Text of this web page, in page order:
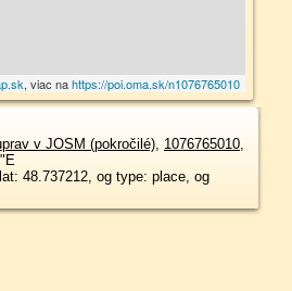
, viac nahttps://poi.oma.sk/n1076765010
v JOSM (pokročilé), 1076765010,
48.737212, og type: place, og